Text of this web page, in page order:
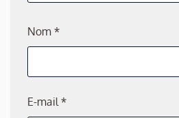
Nom *
E-mail*